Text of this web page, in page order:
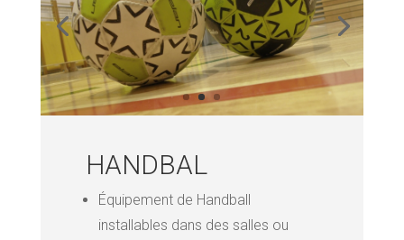
HANDBAL
Équipement de Handball
installables dans des salles ou